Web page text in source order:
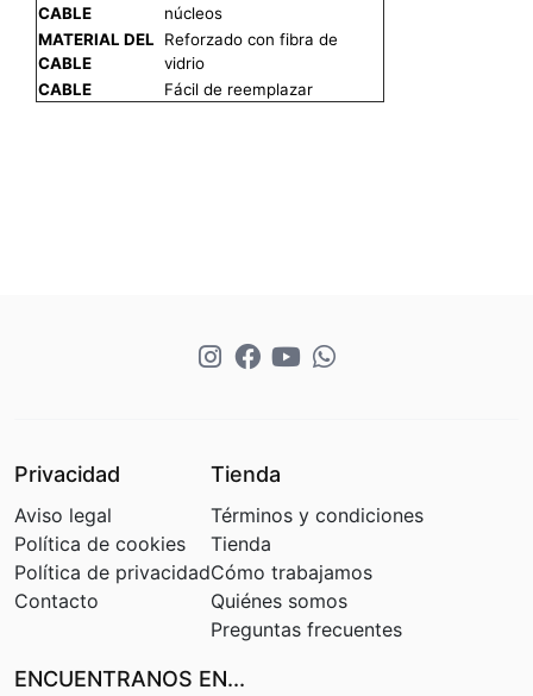
CABLE
núcleos
MATERIAL DEL
CABLE
Reforzado con fibra de
vidrio
CABLE
Fácil de reemplazar
Privacidad
Aviso legal
Política de cookies
Política de privacidad
Contacto
Tienda
Términos y condiciones
Tienda
Cómo trabajamos
Quiénes somos
Preguntas frecuentes
ENCUENTRANOS EN...